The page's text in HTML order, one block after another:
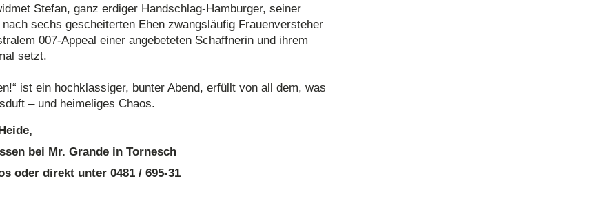
Stefan, ganz erdiger Handschlag-Hamburger, seiner
sechs gescheiterten Ehen zwangsläufig Frauenversteher
007-Appeal einer angebeteten Schaffnerin und ihrem
setzt.
ist ein hochklassiger, bunter Abend, erfüllt von all dem, was
– und heimeliges Chaos.
bei Mr. Grande in Tornesch
oder direkt unter 0481 / 695-31